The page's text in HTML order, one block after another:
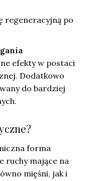
regeneracyjną po
efekty w postaci
Dodatkowo
do bardziej
forma
ruchy mające na
mięśni, jak i